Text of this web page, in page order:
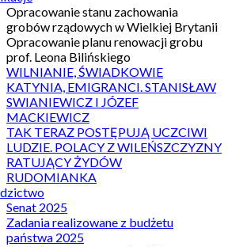
Opracowanie stanu zachowania
grobów rządowych w Wielkiej Brytanii
Opracowanie planu renowacji grobu
prof. Leona Bilińskiego
WILNIANIE, ŚWIADKOWIE
KATYNIA, EMIGRANCI. STANISŁAW
SWIANIEWICZ I JÓZEF
MACKIEWICZ
TAK TERAZ POSTĘPUJĄ UCZCIWI
LUDZIE. POLACY Z WILEŃSZCZYZNY
RATUJĄCY ŻYDÓW
RUDOMIANKA
Senat 2025
Zadania realizowane z budżetu
państwa 2025